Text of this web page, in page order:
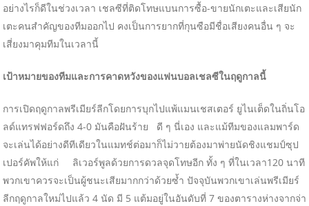
อย่างไรก็ดีในช่วงเวลา เชลซีที่ติดโทษแบนการซื้อ-ขายนักเตะและเสียนัก
เตะคนสำคัญของทีมออกไป คงเป็นการยากที่กุนซือมีชื่อเสียงคนอื่น ๆ จะ
เสี่ยงมาคุมทีมในเวลานี้
เป้าหมายของทีมและการคาดหวังของแฟนบอลเชลซีในฤดูกาลนี้
การเปิดฤดูกาลพรีเมียร์ลีกโดยการบุกไปแพ้แมนเชสเตอร์ ยูไนเต็ดในถิ่นโอ
ลด์แทรฟฟอร์ดถึง 4-0 มันคือฝันร้าย ดี ๆ นี่เอง และแม้ทีมของแลมพาร์ด
จะเล่นได้อย่างดีทีเดียวในแมทช์ต่อมาก็ไม่วายต้องมาพ่ายนัดชิงแชมป์ซุป
เปอร์คัพให้แก่ ลิเวอร์พูลด้วยการดวลจุดโทษอีก ทั้ง ๆ ที่ในเวลา120 นาที
พวกเขาควรจะเป็นผู้ชนะเสียมากกว่าด้วยซ้ำ ปัจจุบันพวกเขาเล่นพรีเมียร์
ลีกฤดูกาลใหม่ไปแล้ว 4 นัด มี 5 แต้มอยู่ในอันดับที่ 7 ของตารางห่างจากจ่า